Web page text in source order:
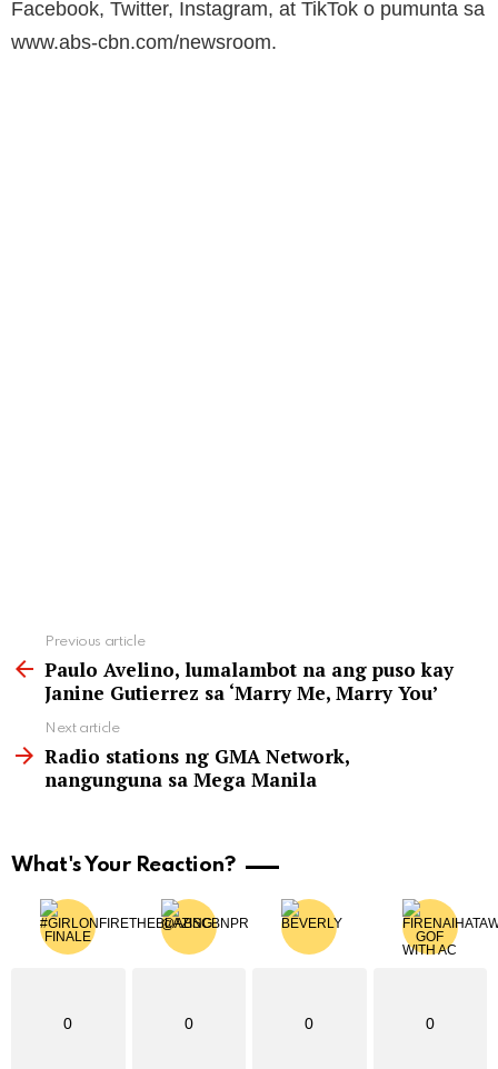
Facebook, Twitter, Instagram, at TikTok o pumunta sa
www.abs-cbn.com/newsroom.
more
Previous article
Paulo Avelino, lumalambot na ang puso kay
Janine Gutierrez sa ‘Marry Me, Marry You’
Next article
Radio stations ng GMA Network,
nangunguna sa Mega Manila
What's Your Reaction?
0 0 0 0